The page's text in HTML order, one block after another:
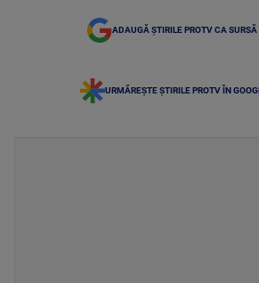
ADAUGĂ ȘTIRILE PROTV CA SURSĂ
URMĂREȘTE ȘTIRILE PROTV ÎN